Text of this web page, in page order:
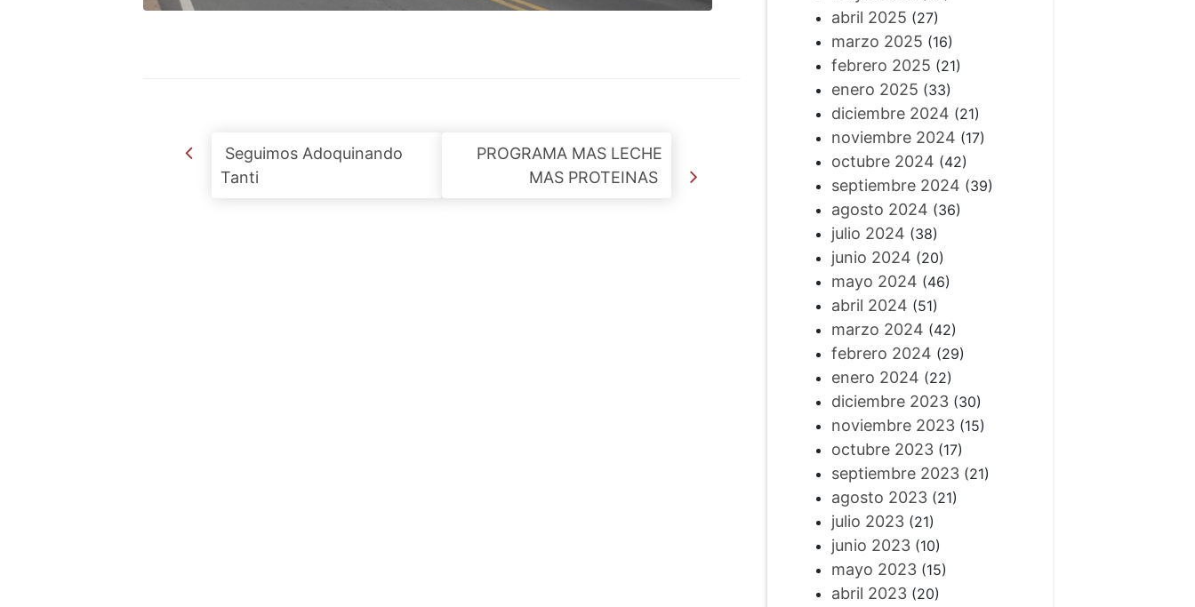
Post navigation
Seguimos Adoquinando
Tanti
PROGRAMA MAS LECHE
MAS PROTEINAS
abril 2025 (27)
marzo 2025 (16)
febrero 2025 (21)
enero 2025 (33)
diciembre 2024 (21)
noviembre 2024 (17)
octubre 2024 (42)
septiembre 2024 (39)
agosto 2024 (36)
julio 2024 (38)
junio 2024 (20)
mayo 2024 (46)
abril 2024 (51)
marzo 2024 (42)
febrero 2024 (29)
enero 2024 (22)
diciembre 2023(30)
noviembre 2023(15)
octubre 2023(17)
septiembre 2023(21)
agosto 2023(21)
julio 2023(21)
junio 2023(10)
mayo 2023(15)
abril 2023(20)